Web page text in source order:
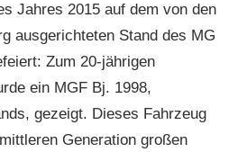
Jahres 2015 auf dem von den
ausgerichteten Stand des MG
Zum 20-jährigen
ein MGF Bj. 1998,
gezeigt. Dieses Fahrzeug
Generation großen